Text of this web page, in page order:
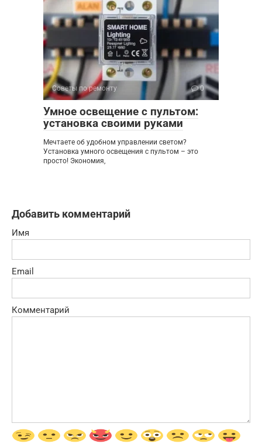
Советы по ремонту 0
Умное освещение с пультом:
установка своими руками
Мечтаете об удобном управлении светом?
Установка умного освещения с пультом – это
просто! Экономия,
Добавить комментарий
Имя
Email
Комментарий